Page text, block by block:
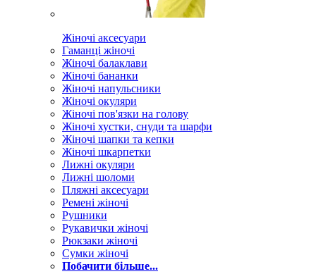
Жіночі аксесуари
Гаманці жіночі
Жіночі балаклави
Жіночі бананки
Жіночі напульсники
Жіночі окуляри
Жіночі пов'язки на голову
Жіночі хустки, снуди та шарфи
Жіночі шапки та кепки
Жіночі шкарпетки
Лижні окуляри
Лижні шоломи
Пляжні аксесуари
Ремені жіночі
Рушники
Рукавички жіночі
Рюкзаки жіночі
Сумки жіночі
Побачити більше...